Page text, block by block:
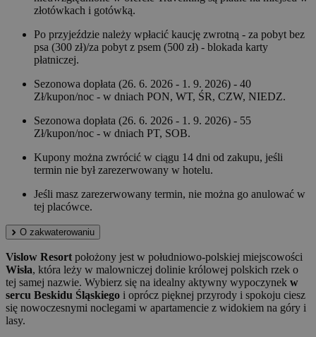
złotówkach i gotówką.
Po przyjeździe należy wpłacić kaucję zwrotną - za pobyt bez
psa (300 zł)/za pobyt z psem (500 zł) - blokada karty
płatniczej.
Sezonowa dopłata (26. 6. 2026 - 1. 9. 2026) - 40
Zł/kupon/noc - w dniach PON, WT, ŚR, CZW, NIEDZ.
Sezonowa dopłata (26. 6. 2026 - 1. 9. 2026) - 55
Zł/kupon/noc - w dniach PT, SOB.
Kupony można zwrócić w ciągu 14 dni od zakupu, jeśli
termin nie był zarezerwowany w hotelu.
Jeśli masz zarezerwowany termin, nie można go anulować w
tej placówce.
O zakwaterowaniu
Vislow Resort położony jest w południowo-polskiej miejscowości
Wisła, która leży w malowniczej dolinie królowej polskich rzek o
tej samej nazwie. Wybierz się na idealny aktywny wypoczynek w
sercu Beskidu Śląskiego i oprócz pięknej przyrody i spokoju ciesz
się nowoczesnymi noclegami w apartamencie z widokiem na góry i
lasy.